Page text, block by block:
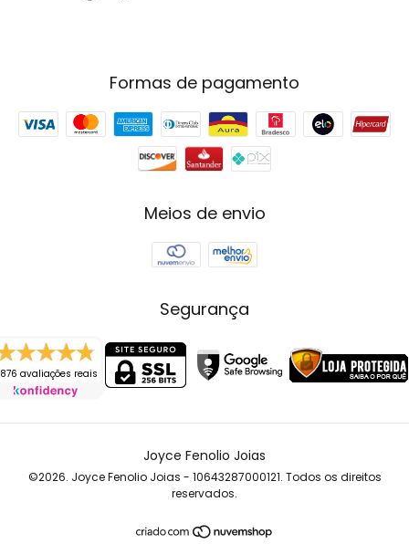
Formas de pagamento
Meios de envio
Segurança
avaliações reais
Joyce Fenolio Joias
©2026. Joyce Fenolio Joias - 10643287000121. Todos os direitos
reservados.